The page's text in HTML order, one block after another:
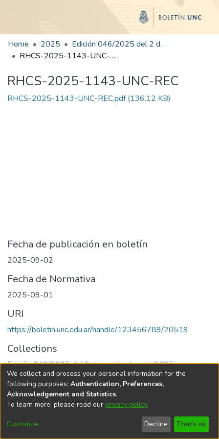
Home 2025
Edición 046/2025 del 2 de septiembre de 2025
RHCS-2025-1143-UNC-REC
RHCS-2025-1143-UNC-REC
RHCS-2025-1143-UNC-REC.pdf(136.12 KB)
Fecha de publicación en boletín
2025-09-02
Fecha de Normativa
2025-09-01
URI
https://boletin.unc.edu.ar/handle/123456789/20519
Collections
Edición 046/2025 del 2 de septiembre de 2025
Universidad Nacional de Córdoba
We collect and process your personal information for the
following purposes: Authentication, Preferences,
Acknowledgement and Statistics.
To learn more, please read our privacy policy.
Customize Decline That's ok